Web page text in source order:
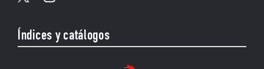
Índices y catálogos